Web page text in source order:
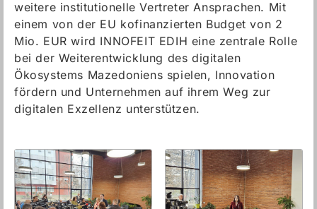
weitere institutionelle Vertreter Ansprachen. Mit
einem von der EU kofinanzierten Budget von 2
Mio. EUR wird INNOFEIT EDIH eine zentrale Rolle
bei der Weiterentwicklung des digitalen
Ökosystems Mazedoniens spielen, Innovation
fördern und Unternehmen auf ihrem Weg zur
digitalen Exzellenz unterstützen.